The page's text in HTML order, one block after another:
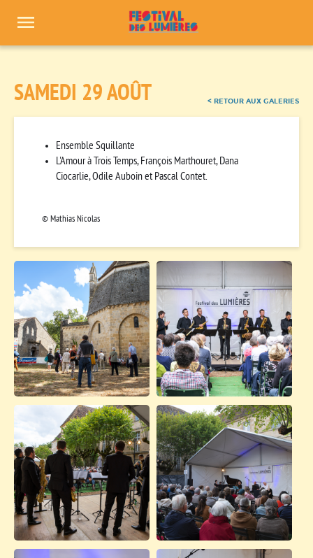
SAMEDI 29 AOÛT < RETOUR AUX GALERIES
Ensemble Squillante
L'Amour à Trois Temps,François Marthouret, Dana
Ciocarlie, Odile Auboin et Pascal Contet.
© Mathias Nicolas